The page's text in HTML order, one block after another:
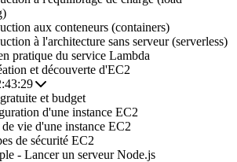
aux conteneurs (containers)
à l'architecture sans serveur (serverless)
pratique du service Lambda
et découverte d'EC2
et budget
d'une instance EC2
vie d'une instance EC2
de sécurité EC2
- Lancer un serveur Node.js